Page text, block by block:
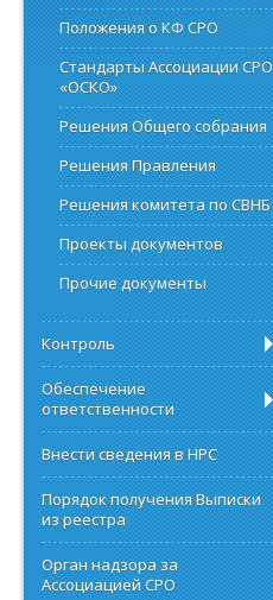
Положения о КФ СРО
Стандарты Ассоциации СРО
«ОСКО»
Решения Общего собрания
Решения Правления
Решения комитета по СВНБ
Проекты документов
Прочие документы
Контроль
Обеспечение
ответственности
Внести сведения в НРС
Порядок получения Выписки
из реестра
Орган надзора за
Ассоциацией СРО